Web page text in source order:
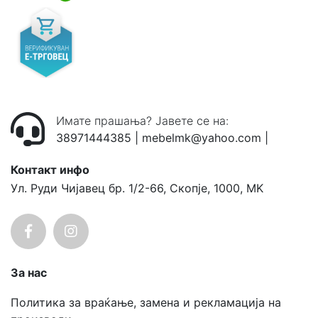
Имате прашања? Јавете се на:
38971444385
mebelmk@yahoo.com
Контакт инфо
Ул. Руди Чијавец бр. 1/2-66, Скопје, 1000, MK
За нас
Политика за враќање, замена и рекламација на